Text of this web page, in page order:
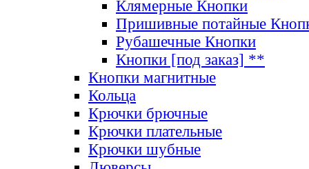
Клямерные Кнопки
Пришивные потайные
Рубашечные Кнопки
Кнопки [под заказ] **
Кнопки магнитные
Кольца
Крючки брючные
Крючки плательные
Крючки шубные